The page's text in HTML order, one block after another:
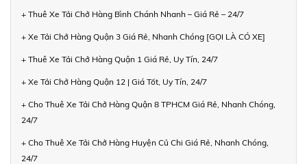
+ Thuê Xe Tải Chở Hàng Bình Chánh Nhanh – Giá Rẻ – 24/7
+ Xe Tải Chở Hàng Quận 3 Giá Rẻ, Nhanh Chóng [GỌI LÀ CÓ XE]
+ Thuê Xe Tải Chở Hàng Quận 1 Giá Rẻ, Uy Tín, 24/7
+ Xe Tải Chở Hàng Quận 12 | Giá Tốt, Uy Tín, 24/7
+ Cho Thuê Xe Tải Chở Hàng Quận 8 TPHCM Giá Rẻ, Nhanh Chóng,
24/7
+ Cho Thuê Xe Tải Chở Hàng Huyện Củ Chi Giá Rẻ, Nhanh Chóng,
24/7